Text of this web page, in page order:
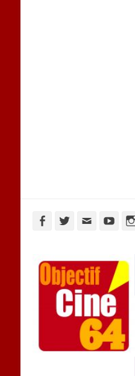
FacebookTwitterAdresse